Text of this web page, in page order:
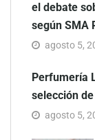
el debate
según SMA
agosto 5,
Perfumería
selección
agosto 5,